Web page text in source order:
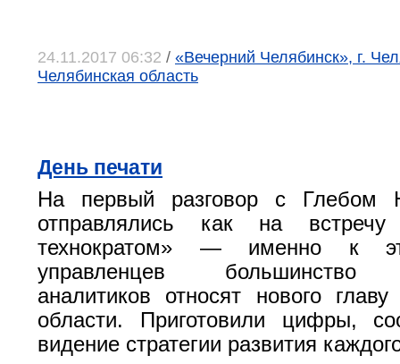
24.11.2017 06:32 / «Вечерний Челябинск», г.
Челябинская область
День печати
На первый разговор с Глебом
отправлялись как на
технократом» — именно к
управленцев большинство
аналитиков относят нового главу
области. Приготовили цифры,
видение стратегии развития